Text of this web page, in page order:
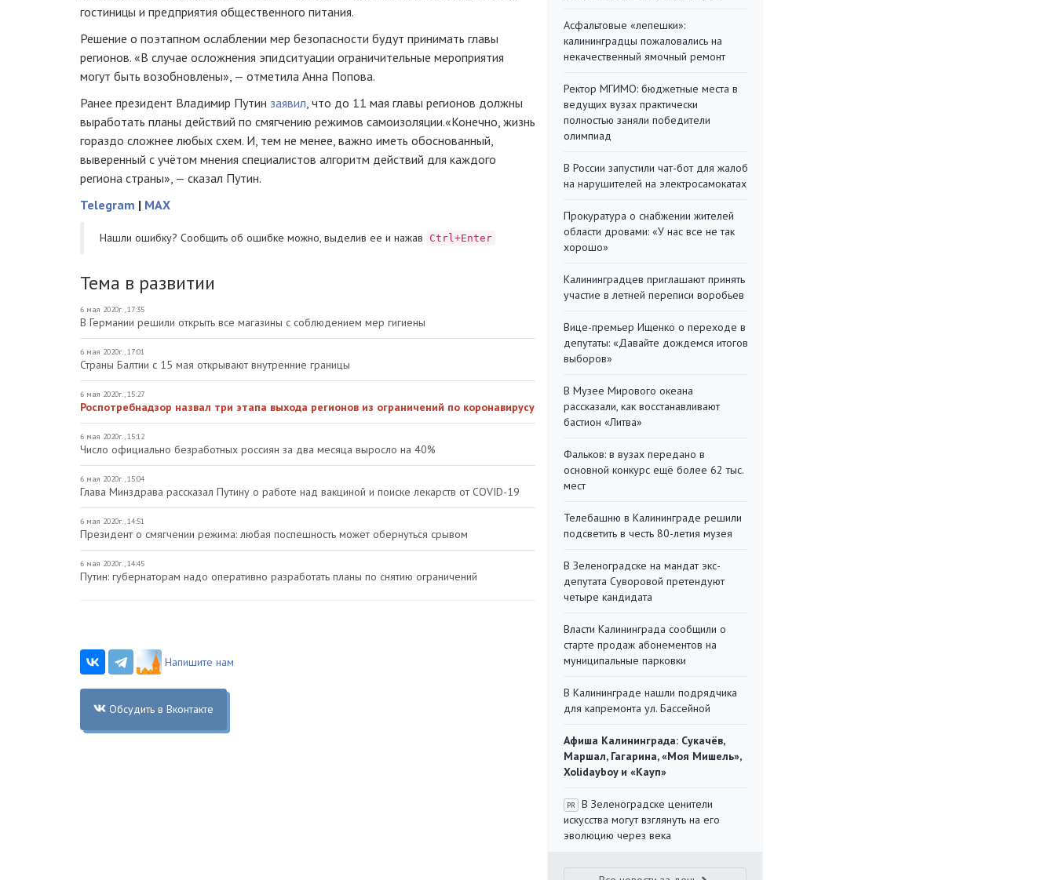
гостиницы и предприятия общественного питания.
Решение о поэтапном ослаблении мер безопасности будут принимать главы
регионов. «В случае осложнения эпидситуации ограничительные мероприятия
могут быть возобновлены», — отметила Анна Попова.
Ранее президент Владимир Путин заявил , что до 11 мая главы регионов должны
выработать планы действий по смягчению режимов самоизоляции.«Конечно, жизнь
гораздо сложнее любых схем. И, тем не менее, важно иметь обоснованный,
выверенный с учётом мнения специалистов алгоритм действий для каждого
региона страны», — сказал Путин.
Telegram | MAX
Нашли ошибку? Cообщить об ошибке можно, выделив ее и нажав Ctrl+Enter
Тема в развитии
6 мая 2020г., 17:35
В Германии решили открыть все магазины с соблюдением мер гигиены
6 мая 2020г., 17:01
Страны Балтии с 15 мая открывают внутренние границы
6 мая 2020г., 15:27
Роспотребнадзор назвал три этапа выхода регионов из ограничений по коронавирусу
6 мая 2020г., 15:12
Число официально безработных россиян за два месяца выросло на 40%
6 мая 2020г., 15:04
Глава Минздрава рассказал Путину о работе над вакциной и поиске лекарств от COVID-19
6 мая 2020г., 14:51
Президент о смягчении режима: любая поспешность может обернуться срывом
6 мая 2020г., 14:45
Путин: губернаторам надо оперативно разработать планы по снятию ограничений
Напишите нам
Обсудить в Вконтакте
Асфальтовые «лепешки»:
калининградцы пожаловались на
некачественный ямочный ремонт
Ректор МГИМО: бюджетные места в
ведущих вузах практически
полностью заняли победители
олимпиад
В России запустили чат-бот для жалоб
на нарушителей на электросамокатах
Прокуратура о снабжении жителей
области дровами: «У нас все не так
хорошо»
Калининградцев приглашают принять
участие в летней переписи воробьев
Вице-премьер Ищенко о переходе в
депутаты: «Давайте дождемся итогов
выборов»
В Музее Мирового океана
рассказали, как восстанавливают
бастион «Литва»
Фальков: в вузах передано в
основной конкурс ещё более 62 тыс.
мест
Телебашню в Калининграде решили
подсветить в честь 80-летия музея
В Зеленоградске на мандат экс-
депутата Суворовой претендуют
четыре кандидата
Власти Калининграда сообщили о
старте продаж абонементов на
муниципальные парковки
В Калининграде нашли подрядчика
для капремонта ул. Бассейной
Афиша Калининграда: Сукачёв,
Маршал, Гагарина, «Моя Мишель»,
Xolidayboy и «Кауп»
PR
В Зеленоградске ценители
искусства могут взглянуть на его
эволюцию через века